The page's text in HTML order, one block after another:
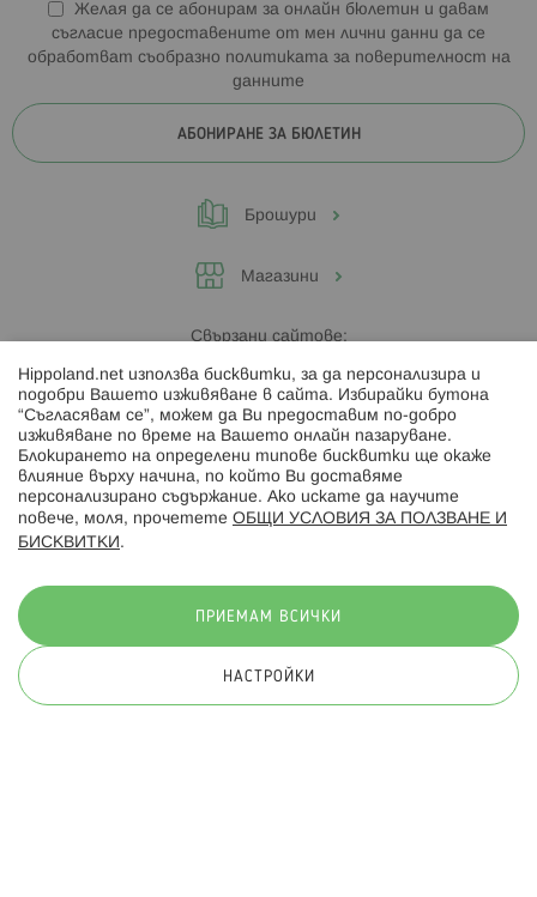
Желая да се абонирам за онлайн бюлетин и давам
съгласие предоставените от мен лични данни да се
обработват съобразно политиката за поверителност на
данните
АБОНИРАНЕ ЗА БЮЛЕТИН
Брошури
Магазини
Свързани сайтове:
Hippoland.ro
Последвайте ни:
© 2026 Hippoland.net. Всички права запазени
Hippoland.net използва бисквитки, за да персонализира и
подобри Вашето изживяване в сайта. Избирайки бутона
“Съгласявам се”, можем да Ви предоставим по-добро
изживяване по време на Вашето онлайн пазаруване.
Блокирането на определени типове бисквитки ще окаже
влияние върху начина, по който Ви доставяме
персонализирано съдържание. Ако искате да научите
повече, моля, прочетете ОБЩИ УСЛОВИЯ ЗА ПОЛЗВАНЕ И
БИСКВИТКИ .
ПРИЕМАМ ВСИЧКИ
НАСТРОЙКИ